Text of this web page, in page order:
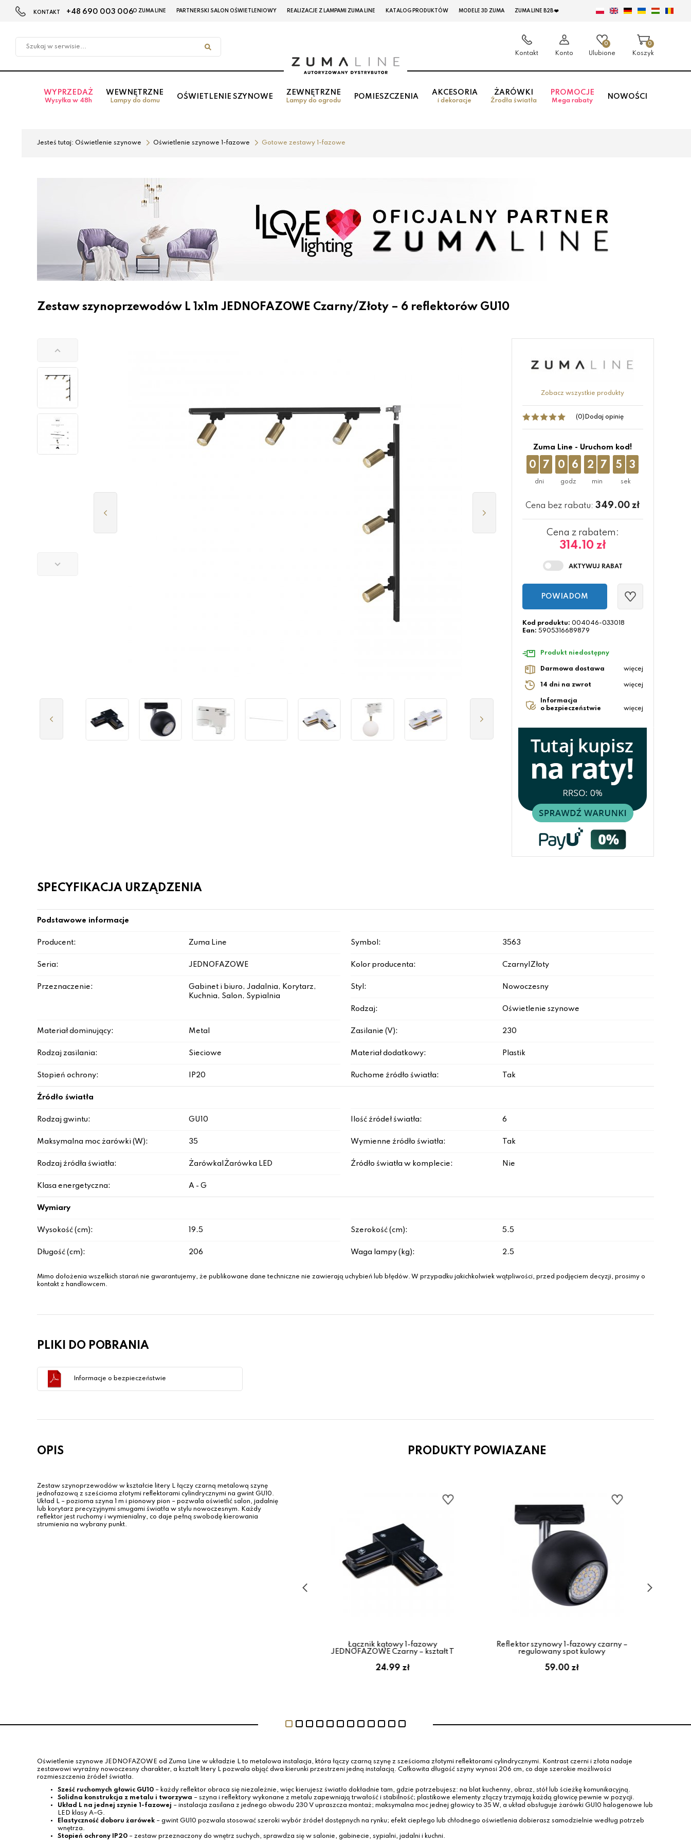
w
KONTAKT +48 690 003 006O ZUMA LINE PARTNERSKI SALON OŚWIETLENIOWY REALIZACJE Z LAMPAMI ZUMA LINE KATALOG PRODUKTÓW MODELE 3D ZUMA ZUMA LINE B2B ❤️
Kontakt Konto
0
Ulubione
0
Koszyk
WYPRZEDAŻ
Wysyłka w 48h
WEWNĘTRZNE
Lampy do domu
OŚWIETLENIE SZYNOWE
ZEWNĘTRZNE
Lampy do ogrodu
POMIESZCZENIA
AKCESORIA
i dekoracje
ŻARÓWKI
Źrodła światła
PROMOCJE
Mega rabaty
NOWOŚCI
Jesteś tutaj: Oświetlenie szynowe Oświetlenie szynowe 1-fazowe Gotowe zestawy 1-fazowe
Zestaw szynoprzewodów L 1x1m JEDNOFAZOWE Czarny/Złoty – 6 reflektorów GU10
Zobacz wszystkie produkty
(0) Dodaj opinię
Zuma Line - Uruchom kod!
0 7 0 6 2 7 5 2
Cena bez rabatu: 349.00 zł
Cena z rabatem:
314.10 zł
POWIADOM
Kod produktu: 004046-033018
Ean: 5905316689879
Produkt niedostępny
Darmowa dostawa więcej
14 dni na zwrot więcej
Informacja
o bezpieczeństwie
więcej
SPECYFIKACJA URZĄDZENIA
Podstawowe informacje
Producent: Zuma Line Symbol: 3563
Seria: JEDNOFAZOWE Kolor producenta: Czarny|Złoty
Przeznaczenie:
Gabinet i biuro, Jadalnia, Korytarz,
Kuchnia, Salon, Sypialnia
Styl: Nowoczesny
Rodzaj: Oświetlenie szynowe
Materiał dominujący: Metal Zasilanie (V): 230
Rodzaj zasilania: Sieciowe Materiał dodatkowy: Plastik
Stopień ochrony: IP20 Ruchome źródło światła: Tak
Źródło światła
Rodzaj gwintu: GU10 Ilość źródeł światła: 6
Maksymalna moc żarówki (W): 35 Wymienne źródło światła: Tak
Rodzaj źródła światła: Żarówka|Żarówka LED Źródło światła w komplecie: Nie
Klasa energetyczna: A - G
Wymiary
Wysokość (cm): 19.5 Szerokość (cm): 5.5
Długość (cm): 206 Waga lampy (kg): 2.5
Mimo dołożenia wszelkich starań nie gwarantujemy, że publikowane dane techniczne nie zawierają uchybień lub błędów. W przypadku jakichkolwiek wątpliwości, przed podjęciem decyzji, prosimy o
kontakt z handlowcem.
PLIKI DO POBRANIA
Informacje o bezpieczeństwie
OPIS
Zestaw szynoprzewodów w kształcie litery L łączy czarną metalową szynę
jednofazową z sześcioma złotymi reflektorami cylindrycznymi na gwint GU10.
Układ L – pozioma szyna 1 m i pionowy pion – pozwala oświetlić salon, jadalnię
lub korytarz precyzyjnymi smugami światła w stylu nowoczesnym. Każdy
reflektor jest ruchomy i wymienialny, co daje pełną swobodę kierowania
strumienia na wybrany punkt.
PRODUKTY POWIAZANE
Łącznik kątowy 1-fazowy
JEDNOFAZOWE Czarny – kształt T
24.99 zł
Reflektor szynowy 1-fazowy czarny –
regulowany spot kulowy
59.00 zł
Oświetlenie szynowe JEDNOFAZOWE od Zuma Line w układzie L to metalowa instalacja, która łączy czarną szynę z sześcioma złotymi reflektorami cylindrycznymi. Kontrast czerni i złota nadaje
zestawowi wyraźny nowoczesny charakter, a kształt litery L pozwala objąć dwa kierunki przestrzeni jedną instalacją. Całkowita długość szyny wynosi 206 cm, co daje szerokie możliwości
rozmieszczenia źródeł światła.
Sześć ruchomych głowic GU10 – każdy reflektor obraca się niezależnie, więc kierujesz światło dokładnie tam, gdzie potrzebujesz: na blat kuchenny, obraz, stół lub ścieżkę komunikacyjną.
Solidna konstrukcja z metalu i tworzywa – szyna i reflektory wykonane z metalu zapewniają trwałość i stabilność; plastikowe elementy złączy trzymają każdą głowicę pewnie w pozycji.
Układ L na jednej szynie 1-fazowej – instalacja zasilana z jednego obwodu 230 V upraszcza montaż; maksymalna moc jednej głowicy to 35 W, a układ obsługuje żarówki GU10 halogenowe lub
LED klasy A–G.
Elastyczność doboru żarówek – gwint GU10 pozwala stosować szeroki wybór źródeł dostępnych na rynku; efekt ciepłego lub chłodnego oświetlenia dobierasz samodzielnie według potrzeb
wnętrza.
Stopień ochrony IP20 – zestaw przeznaczony do wnętrz suchych, sprawdza się w salonie, gabinecie, sypialni, jadalni i kuchni.